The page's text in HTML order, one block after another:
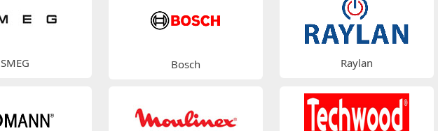
SMEG Bosch Raylan